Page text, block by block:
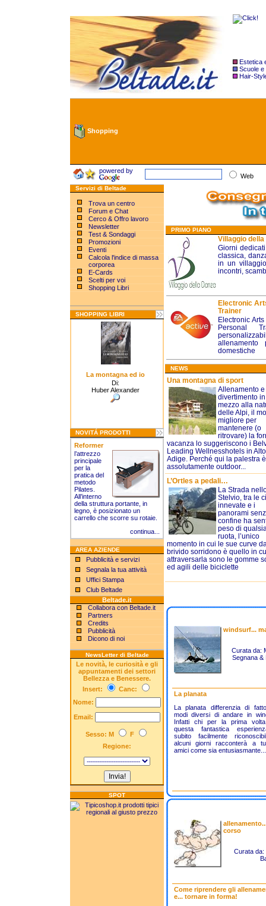
Estetica
Scuole e
Hair-
Shopping
powered by
Web
Servizi di Beltade
Trova un centro
Forum e Chat
Cerco & Offro lavoro
Newsletter
Test & Sondaggi
Promozioni
Eventi
Calcola l'indice di massa
corporea
E-Cards
Scelti per voi
Shopping Libri
SHOPPING LIBRI
La montagna ed io
Di:
Huber Alexander
NOVITÁ PRODOTTI
Reformer
l’attrezzo
principale
per la
pratica del
metodo
Pilates.
All’interno
della struttura portante, in
legno, è posizionato un
carrello che scorre su rotaie.
continua...
AREA AZIENDE
Pubblicità e servizi
Segnala la tua attività
Uffici Stampa
Club Beltade
Beltade.it
Collabora con Beltade.it
Partners
Credits
Pubblicità
Dicono di noi
NewsLetter di Beltade
Le novità, le curiosità e gli
appuntamenti dei settori
Bellezza e Benessere.
Insert:
Canc:
Nome:
Email:
Sesso: M
F
Regione:
SPOT
PRIMO PIANO
Villaggio della
Giorni
classica,
in un
incontri,
Electronic
Trainer
Electronic
Personal
allenamento
domestiche
NEWS
Una montagna di sport
Allenamento e
divertimento in
mezzo alla
delle Alpi, il
migliore per
mantenere (o
ritrovare) la
vacanza lo suggeriscono i
Leading Wellnesshotels in Alto
Adige. Perché qui la palestra è
assolutamente outdoor...
L’Ortles a pedali…
La Strada
Stelvio, tra le
innevate e i
panorami
confine ha
peso di
ruota, l’unico
momento in cui le sue curve
brivido sorridono è quello in
attraversarla sono le gomme
ed agili delle biciclette
windsurf...
Curata da:
Segnana &
La planata
La planata differenzia di
modi diversi di andare in
Infatti chi per la prima
questa fantastica
subito facilmente
alcuni giorni racconterà a
amici come sia entusiasmante...
corso
Curata da:
Come riprendere gli
e... tornare in forma!